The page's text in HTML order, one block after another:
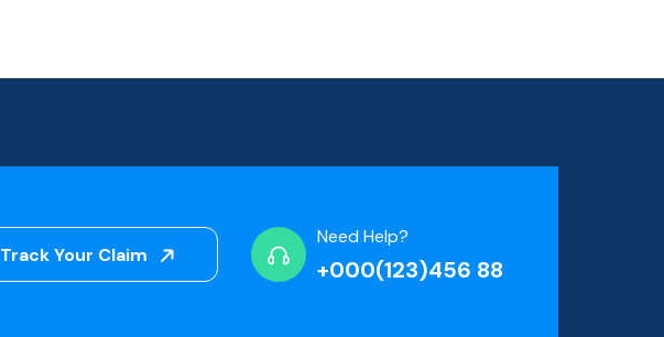
Track Your Claim
Need Help?
+000(123)456 88